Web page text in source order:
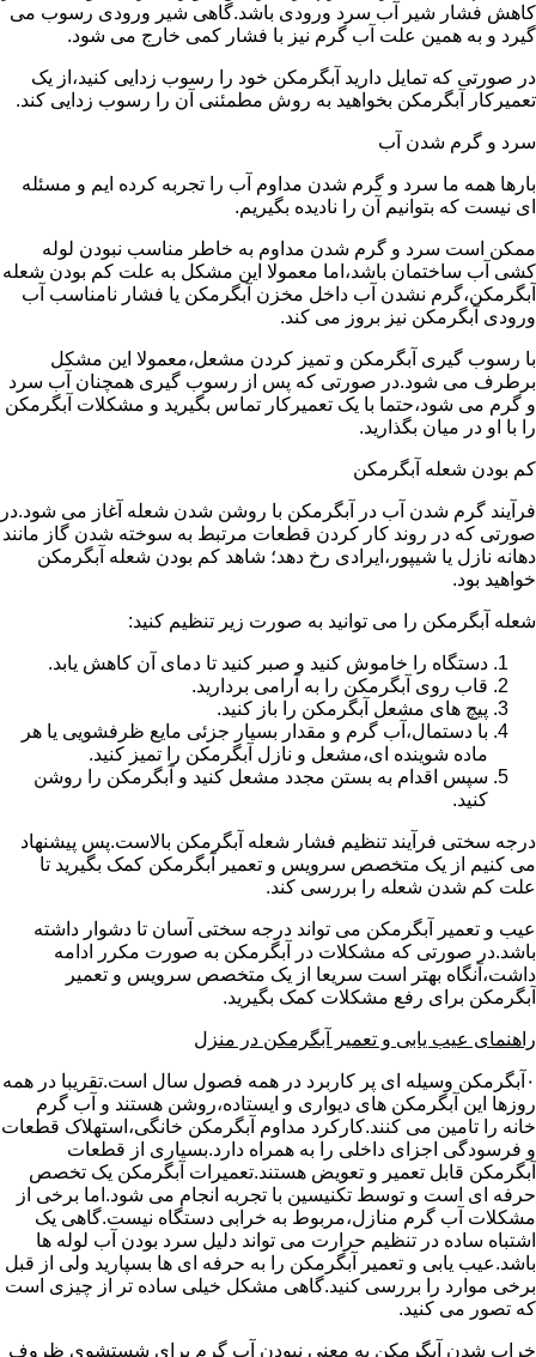
کاهش فشار شیر آب سرد ورودی باشد.گاهی شیر ورودی رسوب می
گیرد و به همین علت آب گرم نیز با فشار کمی خارج می شود.
در صورتی که تمایل دارید آبگرمکن خود را رسوب زدایی کنید،از یک
تعمیرکار آبگرمکن بخواهید به روش مطمئنی آن را رسوب زدایی کند.
سرد و گرم شدن آب
بارها همه ما سرد و گرم شدن مداوم آب را تجربه کرده ایم و مسئله
ای نیست که بتوانیم آن را نادیده بگیریم.
ممکن است سرد و گرم شدن مداوم به خاطر مناسب نبودن لوله
کشی آب ساختمان باشد،اما معمولا این مشکل به علت کم بودن شعله
آبگرمکن،گرم نشدن آب داخل مخزن آبگرمکن یا فشار نامناسب آب
ورودی آبگرمکن نیز بروز می کند.
با رسوب گیری آبگرمکن و تمیز کردن مشعل،معمولا این مشکل
برطرف می شود.در صورتی که پس از رسوب گیری همچنان آب سرد
و گرم می شود،حتما با یک تعمیرکار تماس بگیرید و مشکلات آبگرمکن
را با او در میان بگذارید.
کم بودن شعله آبگرمکن
فرآیند گرم شدن آب در آبگرمکن با روشن شدن شعله آغاز می شود.در
صورتی که در روند کار کردن قطعات مرتبط به سوخته شدن گاز مانند
دهانه نازل یا شیپور،ایرادی رخ دهد؛ شاهد کم بودن شعله آبگرمکن
خواهید بود.
شعله آبگرمکن را می توانید به صورت زیر تنظیم کنید:
دستگاه را خاموش کنید و صبر کنید تا دمای آن کاهش یابد.
قاب روی آبگرمکن را به آرامی بردارید.
پیچ های مشعل آبگرمکن را باز کنید.
با دستمال،آب گرم و مقدار بسیار جزئی مایع ظرفشویی یا هر
ماده شوینده ای،مشعل و نازل آبگرمکن را تمیز کنید.
سپس اقدام به بستن مجدد مشعل کنید و آبگرمکن را روشن
کنید.
درجه سختی فرآیند تنظیم فشار شعله آبگرمکن بالاست.پس پیشنهاد
می کنیم از یک متخصص سرویس و تعمیر آبگرمکن کمک بگیرید تا
علت کم شدن شعله را بررسی کند.
عیب و تعمیر آبگرمکن می تواند درجه سختی آسان تا دشوار داشته
باشد.در صورتی که مشکلات در آبگرمکن به صورت مکرر ادامه
داشت،آنگاه بهتر است سریعا از یک متخصص سرویس و تعمیر
آبگرمکن برای رفع مشکلات کمک بگیرید.
راهنمای عیب یابی و تعمیر آبگرمکن در منزل
۰آبگرمکن وسیله ای پر کاربرد در همه فصول سال است.تقریبا در همه
روزها این آبگرمکن های دیواری و ایستاده،روشن هستند و آب گرم
خانه را تامین می کنند.کارکرد مداوم آبگرمکن خانگی،استهلاک قطعات
و فرسودگی اجزای داخلی را به همراه دارد.بسیاری از قطعات
آبگرمکن قابل تعمیر و تعویض هستند.تعمیرات آبگرمکن یک تخصص
حرفه ای است و توسط تکنیسین با تجربه انجام می شود.اما برخی از
مشکلات آب گرم منازل،مربوط به خرابی دستگاه نیست.گاهی یک
اشتباه ساده در تنظیم حرارت می تواند دلیل سرد بودن آب لوله ها
باشد.عیب یابی و تعمیر آبگرمکن را به حرفه ای ها بسپارید ولی از قبل
برخی موارد را بررسی کنید.گاهی مشکل خیلی ساده تر از چیزی است
که تصور می کنید.
خراب شدن آبگرمکن به معنی نبودن آب گرم برای شستشوی ظروف